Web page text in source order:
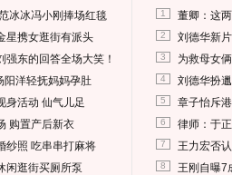
冰冰冯小刚捧场红毯
星携女逛街有派头
东的回答全场大笑！
阳洋轻抚妈妈孕肚
身活动 仙气儿足
购置产后新衣
纱照 吃串串打麻将
闲逛街买厕所泵
1 董卿：这
2 刘德华新
3 为救母女
4 刘德华扮
5 章子怡斥
6 律师：于
7 王力宏否
8 王刚自曝7